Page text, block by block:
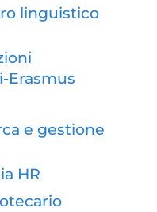
linguistico
Erasmus
e gestione
HR